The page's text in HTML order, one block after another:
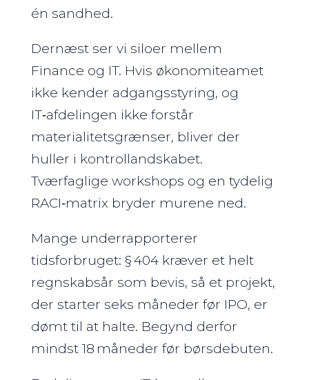
én sandhed.
Dernæst ser vi siloer mellem
Finance og IT. Hvis økonomiteamet
ikke kender adgangs­styring, og
IT‑afdelingen ikke forstår
materialitetsgrænser, bliver der
huller i kontrollandskabet.
Tværfaglige workshops og en tydelig
RACI‑matrix bryder murene ned.
Mange underrapporterer
tidsforbruget: § 404 kræver et helt
regnskabsår som bevis, så et projekt,
der starter seks måneder før IPO, er
dømt til at halte. Begynd derfor
mindst 18 måneder før børsdebuten.